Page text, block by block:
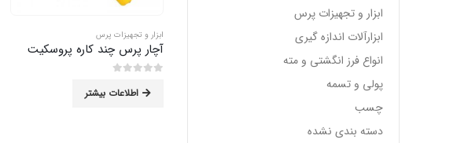
ابزار و تجهیزات پرس
آچار پرس چند کاره پروسکیت
اطلاعات بیشتر
ابزار و تجهیزات پرس
ابزارآلات اندازه گیری
انواع فرز انگشتی و مته
پولی و تسمه
چسب
دسته بندی نشده